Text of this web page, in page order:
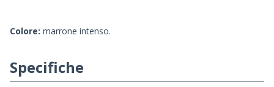
Colore: marrone intenso.
Specifiche